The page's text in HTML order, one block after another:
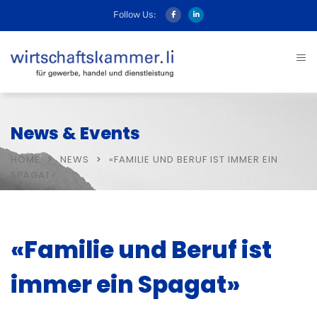
Follow Us:
News & Events
HOME NEWS
«FAMILIE UND BERUF IST IMMER EIN
SPAGAT»
«Familie und Beruf ist
immer ein Spagat»